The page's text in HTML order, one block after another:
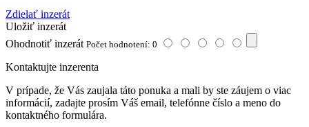
Zdielať inzerát
Uložiť inzerát
Ohodnotiť inzerát Počet hodnotení: 0
Kontaktujte inzerenta
V prípade, že Vás zaujala táto ponuka a mali by ste záujem o viac
informácií, zadajte prosím Váš email, telefónne číslo a meno do
kontaktného formulára.